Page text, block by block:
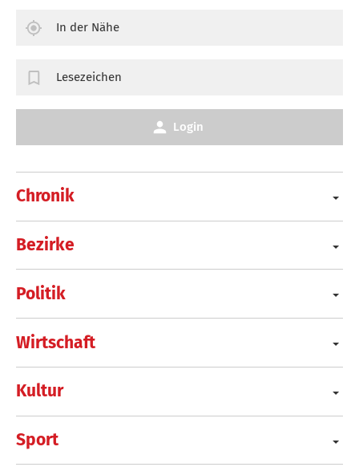
Chronik
Bezirke
Politik
Wirtschaft
Kultur
Sport
In der Nähe
Lesezeichen
Login